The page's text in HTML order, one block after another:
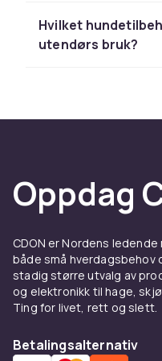
og finn det perfekte
Fôr og
Riktig ernæring er
gjerne med deilige
belønning under
energinivå,
gjennom alle
Komfort og
dagen, og en god
Hvilket
utendørs bruk?
Oppdag
CDON er Nordens
både små hverdagsbehov
stadig større utvalg av
og elektronikk til hage,
Ting for livet, rett og slett.
Betalingsalternativ